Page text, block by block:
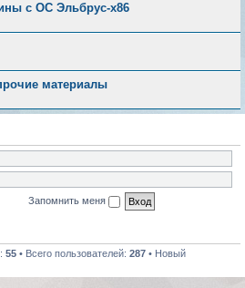
с ОС Эльбрус-x86
материалы
Запомнить меня
55 • Всего пользователей: 287 • Новый